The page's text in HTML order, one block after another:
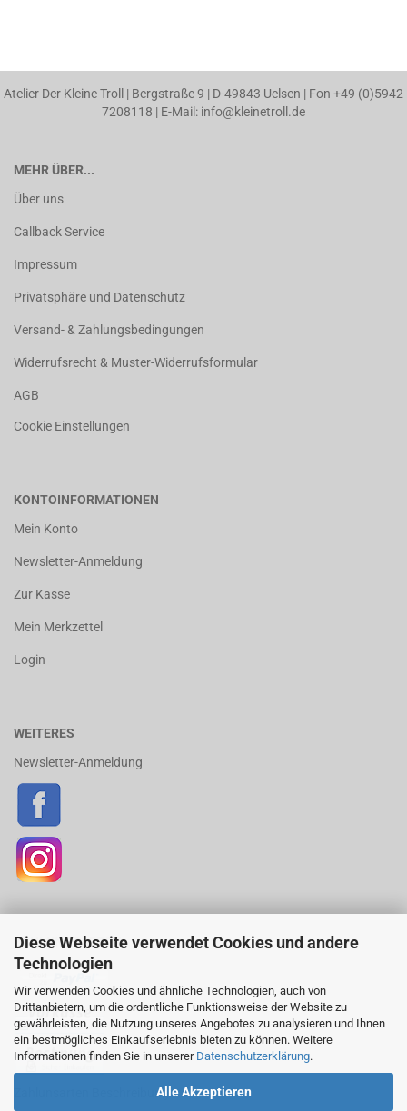
Diese Webseite verwendet Cookies und andere
Technologien
Wir verwenden Cookies und ähnliche Technologien, auch von
Drittanbietern, um die ordentliche Funktionsweise der Website zu
gewährleisten, die Nutzung unseres Angebotes zu analysieren und Ihnen
ein bestmögliches Einkaufserlebnis bieten zu können. Weitere
Informationen finden Sie in unserer Datenschutzerklärung.
Alle Akzeptieren
Atelier Der Kleine Troll | Bergstraße 9 | D-49843 Uelsen | Fon +49 (0)5942
7208118 | E-Mail: info@kleinetroll.de
MEHR ÜBER...
Über uns
Callback Service
Impressum
Privatsphäre und Datenschutz
Versand- & Zahlungsbedingungen
Widerrufsrecht & Muster-Widerrufsformular
AGB
Cookie Einstellungen
KONTOINFORMATIONEN
Mein Konto
Newsletter-Anmeldung
Zur Kasse
Mein Merkzettel
Login
WEITERES
Newsletter-Anmeldung
ZAHLUNGSARTEN
Zahlunsarten Beschreibung